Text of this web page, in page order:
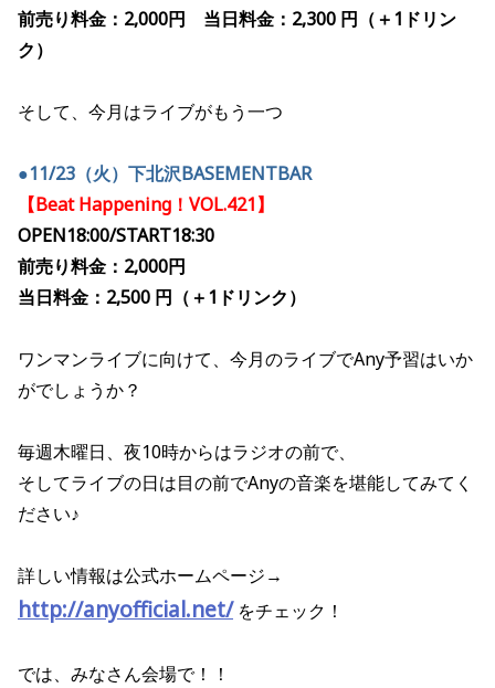
前売り料金：2,000円 当日料金：2,300 円（＋1ドリン
ク）
そして、今月はライブがもう一つ
●11/23（火）下北沢BASEMENTBAR
【Beat Happening！VOL.421】
OPEN18:00/START18:30
前売り料金：2,000円
当日料金：2,500 円（＋1ドリンク）
ワンマンライブに向けて、今月のライブでAny予習はいか
がでしょうか？
毎週木曜日、夜10時からはラジオの前で、
そしてライブの日は目の前でAnyの音楽を堪能してみてく
ださい♪
詳しい情報は公式ホームページ→
http://anyofficial.net/をチェック！
では、みなさん会場で！！